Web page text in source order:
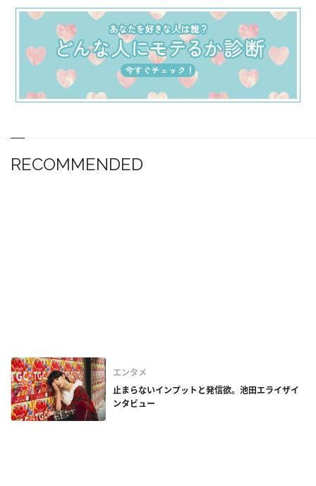
RECOMMENDED
エンタメ
止まらないインプットと発信欲。池田エライザイ
ンタビュー